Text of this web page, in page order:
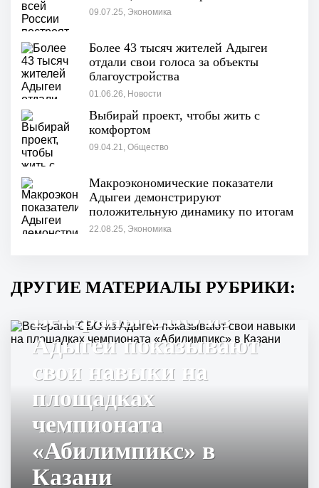
09.07.25, Экономика
Более 43 тысяч жителей Адыгеи
отдали свои голоса за объекты
благоустройства
01.06.26, Новости
Выбирай проект, чтобы жить с
комфортом
09.04.21, Общество
Макроэкономические показатели
Адыгеи демонстрируют
положительную динамику по итогам
I полугодия"
22.08.25, Экономика
ДРУГИЕ МАТЕРИАЛЫ РУБРИКИ:
Ветераны СВО из
Адыгеи показывают
свои навыки на
площадках
чемпионата
«Абилимпикс» в
Казани